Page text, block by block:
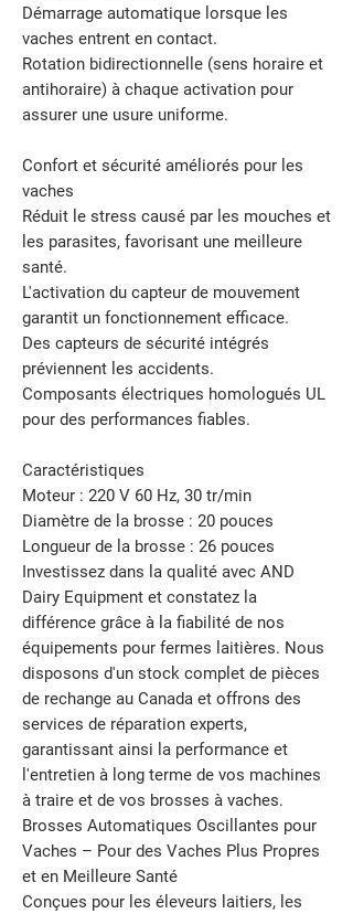
Démarrage automatique lorsque les
vaches entrent en contact.
Rotation bidirectionnelle (sens horaire et
antihoraire) à chaque activation pour
assurer une usure uniforme.
Confort et sécurité améliorés pour les
vaches
Réduit le stress causé par les mouches et
les parasites, favorisant une meilleure
santé.
L'activation du capteur de mouvement
garantit un fonctionnement efficace.
Des capteurs de sécurité intégrés
préviennent les accidents.
Composants électriques homologués UL
pour des performances fiables.
Caractéristiques
Moteur : 220 V 60 Hz, 30 tr/min
Diamètre de la brosse : 20 pouces
Longueur de la brosse : 26 pouces
Investissez dans la qualité avec AND
Dairy Equipment et constatez la
différence grâce à la fiabilité de nos
équipements pour fermes laitières. Nous
disposons d'un stock complet de pièces
de rechange au Canada et offrons des
services de réparation experts,
garantissant ainsi la performance et
l'entretien à long terme de vos machines
à traire et de vos brosses à vaches.
Brosses Automatiques Oscillantes pour
Vaches – Pour des Vaches Plus Propres
et en Meilleure Santé
Conçues pour les éleveurs laitiers, les